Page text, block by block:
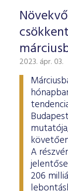
2023. ápr. 03.
A
206